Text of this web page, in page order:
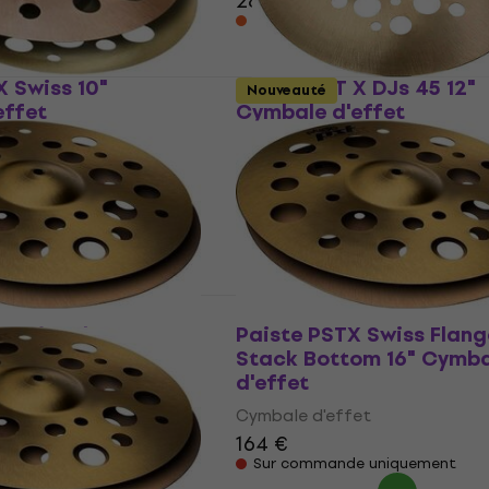
En chemin
Swiss 10"
fournisseur
Paiste PST X DJs 45 12"
Cymbale d'effet
Cymbale d'effet
5
79 €83,60 €
En stock chez le fournisseur
Swiss Flanger
18" Cymbale
uniquement
Nouveauté
Paiste PSTX Swiss
Stack Bottom 16"
d'effet
Cymbale d'effet
164 €
Sur commande uniquement